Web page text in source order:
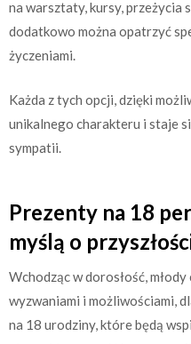
na warsztaty, kursy,
dodatkowo można opatrzyć
życzeniami.
Każda z tych opcji, dzięki
unikalnego charakteru i staje
sympatii.
Prezenty na 18
myślą o
Wchodząc w dorosłość,
wyzwaniami i możliwościami,
na 18 urodziny, które będą